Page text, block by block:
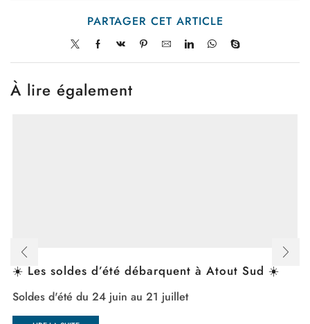
PARTAGER CET ARTICLE
À lire également
☀️ Les soldes d’été débarquent à Atout Sud ☀️
Soldes d'été du 24 juin au 21 juillet